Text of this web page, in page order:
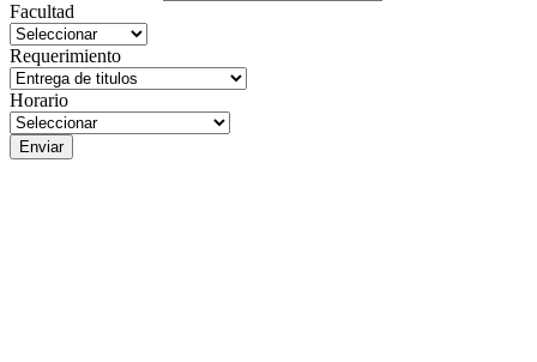
Facultad
Requerimiento
Horario
Enviar